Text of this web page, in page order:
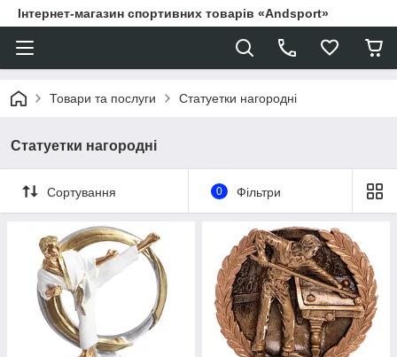
Інтернет-магазин спортивних товарів «Andsport»
Товари та послуги Статуетки нагородні
Статуетки нагородні
Сортування 0 Фільтри